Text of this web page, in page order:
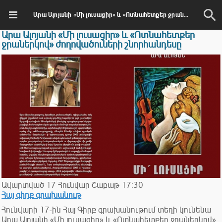
Արա Ալոյանի «Մի լուսացիր» և «Ոտնահետքեր ջրաներկով» ժողովածուների շնորհանդեսը
Արա Ալոյանի «Մի լուսացիր» և «Ոտնահետքեր
ջրաներկով» ժողովածուների շնորհանդեսը
Ավարտված 17 Հունվար Շաբաթ 17:30
Հայ գիրք գրախանութ
Հունվարի 17-ին Հայ Գիրք գրախանութում տեղի կունենա
Արա Ալոյանի «Մի լուսացիր» և «Ոտնահետքեր ջրաներկով»